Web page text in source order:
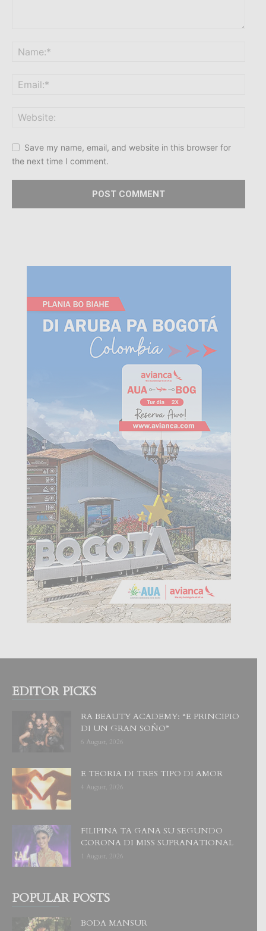
Save my name, email, and website in this browser for
the next time I comment.
EDITOR PICKS
RA BEAUTY ACADEMY: “E PRINCIPIO
DI UN GRAN SOÑO”
6 August, 2026
E TEORIA DI TRES TIPO DI AMOR
4 August, 2026
FILIPINA TA GANA SU SEGUNDO
CORONA DI MISS SUPRANATIONAL
1 August, 2026
POPULAR POSTS
BODA MANSUR